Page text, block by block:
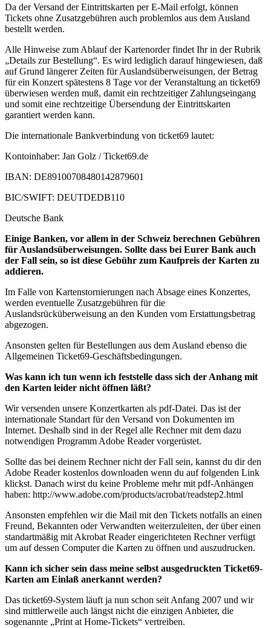
Da der Versand der Eintrittskarten per E-Mail erfolgt, können
Tickets ohne Zusatzgebühren auch problemlos aus dem Ausland
bestellt werden.
Alle Hinweise zum Ablauf der Kartenorder findet Ihr in der Rubrik
„Details zur Bestellung“. Es wird lediglich darauf hingewiesen, daß
auf Grund längerer Zeiten für Auslandsüberweisungen, der Betrag
für ein Konzert spätestens 8 Tage vor der Veranstaltung an ticket69
überwiesen werden muß, damit ein rechtzeitiger Zahlungseingang
und somit eine rechtzeitige Übersendung der Eintrittskarten
garantiert werden kann.
Die internationale Bankverbindung von ticket69 lautet:
Kontoinhaber: Jan Golz / Ticket69.de
IBAN: DE89100708480142879601
BIC/SWIFT: DEUTDEDB110
Deutsche Bank
Einige Banken, vor allem in der Schweiz berechnen Gebühren
für Auslandsüberweisungen. Sollte dass bei Eurer Bank auch
der Fall sein, so ist diese Gebühr zum Kaufpreis der Karten zu
addieren.
Im Falle von Kartenstornierungen nach Absage eines Konzertes,
werden eventuelle Zusatzgebühren für die
Auslandsrücküberweisung an den Kunden vom Erstattungsbetrag
abgezogen.
Ansonsten gelten für Bestellungen aus dem Ausland ebenso die
Allgemeinen Ticket69-Geschäftsbedingungen.
Was kann ich tun wenn ich feststelle dass sich der Anhang mit
den Karten leider nicht öffnen läßt?
Wir versenden unsere Konzertkarten als pdf-Datei. Das ist der
internationale Standart für den Versand von Dokumenten im
Internet. Deshalb sind in der Regel alle Rechner mit dem dazu
notwendigen Programm Adobe Reader vorgerüstet.
Sollte das bei deinem Rechner nicht der Fall sein, kannst du dir den
Adobe Reader kostenlos downloaden wenn du auf folgenden Link
klickst. Danach wirst du keine Probleme mehr mit pdf-Anhängen
haben: http://www.adobe.com/products/acrobat/readstep2.html
Ansonsten empfehlen wir die Mail mit den Tickets notfalls an einen
Freund, Bekannten oder Verwandten weiterzuleiten, der über einen
standartmäßig mit Akrobat Reader eingerichteten Rechner verfügt
um auf dessen Computer die Karten zu öffnen und auszudrucken.
Kann ich sicher sein dass meine selbst ausgedruckten Ticket69-
Karten am Einlaß anerkannt werden?
Das ticket69-System läuft ja nun schon seit Anfang 2007 und wir
sind mittlerweile auch längst nicht die einzigen Anbieter, die
sogenannte „Print at Home-Tickets“ vertreiben.